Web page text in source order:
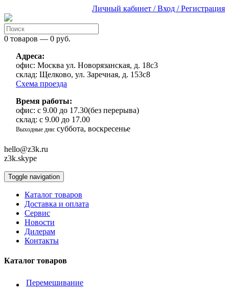
Личный кабинет / Вход / Регистрация
0 товаров — 0 руб.
Адреса:
офис: Москва ул. Новорязанская, д. 18с3
склад: Щелково, ул. Заречная, д. 153с8
Схема проезда
Время работы:
офис: с 9.00 до 17.30(без перерыва)
склад: с 9.00 до 17.00
Выходные дни: суббота, воскресенье
hello@z3k.ru
z3k.skype
Toggle navigation
Каталог товаров
Доставка и оплата
Сервис
Новости
Дилерам
Контакты
Каталог товаров
Перемешивание